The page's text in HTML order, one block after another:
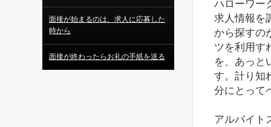
面接が始まるのは、求人に応募した
時から
面接が終わったらお礼の手紙を送る
ハローワー
求人情報を
から探すの
ツを利用す
を、あっと
す。計り知
分にとって
アルバイト